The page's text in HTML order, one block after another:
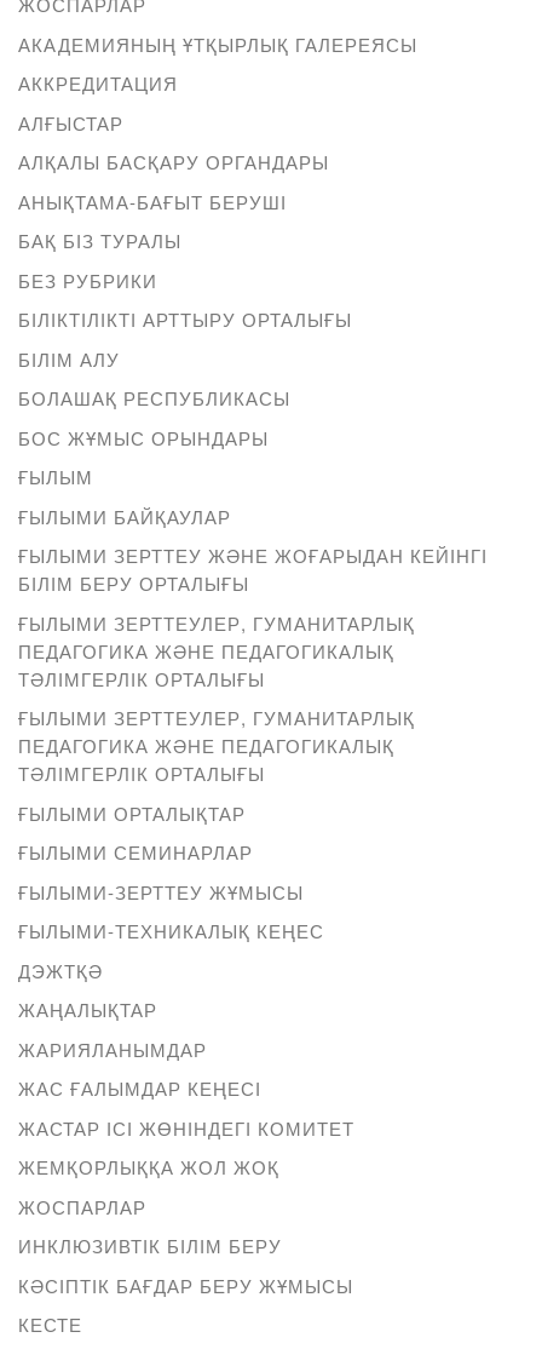
АКАДЕМИЯНЫҢ ҰТҚЫРЛЫҚ ГАЛЕРЕЯСЫ
АККРЕДИТАЦИЯ
АЛҒЫСТАР
АЛҚАЛЫ БАСҚАРУ ОРГАНДАРЫ
АНЫҚТАМА-БАҒЫТ БЕРУШІ
БАҚ БІЗ ТУРАЛЫ
БЕЗ РУБРИКИ
БІЛІКТІЛІКТІ АРТТЫРУ ОРТАЛЫҒЫ
БІЛІМ АЛУ
БОЛАШАҚ РЕСПУБЛИКАСЫ
БОС ЖҰМЫС ОРЫНДАРЫ
ҒЫЛЫМ
ҒЫЛЫМИ БАЙҚАУЛАР
ҒЫЛЫМИ ЗЕРТТЕУ ЖӘНЕ ЖОҒАРЫДАН КЕЙІНГІ
БІЛІМ БЕРУ ОРТАЛЫҒЫ
ҒЫЛЫМИ ЗЕРТТЕУЛЕР, ГУМАНИТАРЛЫҚ
ПЕДАГОГИКА ЖӘНЕ ПЕДАГОГИКАЛЫҚ
ТӘЛІМГЕРЛІК ОРТАЛЫҒЫ
ҒЫЛЫМИ ЗЕРТТЕУЛЕР, ГУМАНИТАРЛЫҚ
ПЕДАГОГИКА ЖӘНЕ ПЕДАГОГИКАЛЫҚ
ТӘЛІМГЕРЛІК ОРТАЛЫҒЫ
ҒЫЛЫМИ ОРТАЛЫҚТАР
ҒЫЛЫМИ СЕМИНАРЛАР
ҒЫЛЫМИ-ЗЕРТТЕУ ЖҰМЫСЫ
ҒЫЛЫМИ-ТЕХНИКАЛЫҚ КЕҢЕС
ДЭЖТҚӘ
ЖАҢАЛЫҚТАР
ЖАРИЯЛАНЫМДАР
ЖАС ҒАЛЫМДАР КЕҢЕСІ
ЖАСТАР ІСІ ЖӨНІНДЕГІ КОМИТЕТ
ЖЕМҚОРЛЫҚҚА ЖОЛ ЖОҚ
ЖОСПАРЛАР
ИНКЛЮЗИВТІК БІЛІМ БЕРУ
КӘСІПТІК БАҒДАР БЕРУ ЖҰМЫСЫ
КЕСТЕ